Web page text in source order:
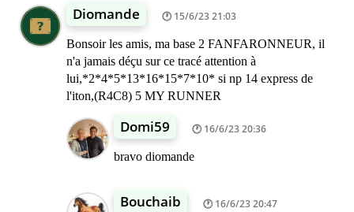
Diomande 15/6/23 21:03
Bonsoir les amis, ma base 2 FANFARONNEUR, il
n'a jamais déçu sur ce tracé attention à
lui,*2*4*5*13*16*15*7*10* si np 14 express de
l'iton,(R4C8) 5 MY RUNNER
Domi59 16/6/23 20:36
bravo diomande
Bouchaib 16/6/23 20:47